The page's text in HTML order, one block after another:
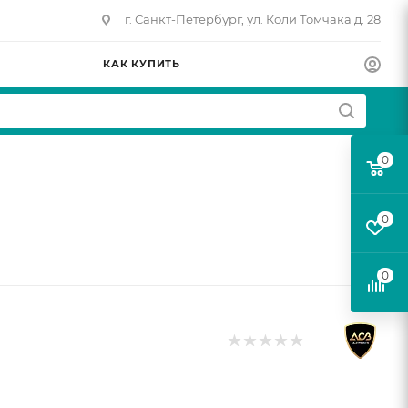
г. Санкт-Петербург, ул. Коли Томчака д. 28
КАК КУПИТЬ
0
0
0